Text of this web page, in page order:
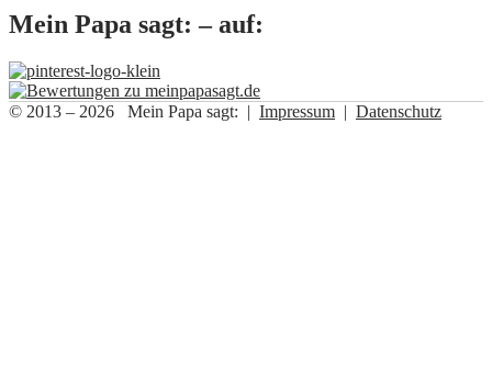
Mein Papa sagt: – auf:
© 2013 – 2026 Mein Papa sagt: | Impressum | Datenschutz